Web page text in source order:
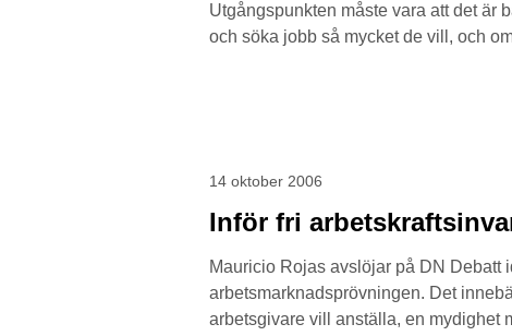
Utgångspunkten måste vara att det är
och söka jobb så mycket de vill, och
14 oktober 2006
Inför fri
Mauricio Rojas avslöjar på DN Debatt
arbetsmarknadsprövningen. Det
arbetsgivare vill anställa, en mydighet